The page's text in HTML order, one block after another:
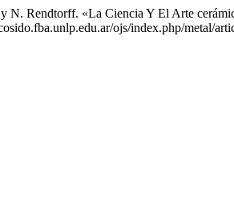
N. Rendtorff. «La Ciencia Y El Arte
ojs/index.php/metal/